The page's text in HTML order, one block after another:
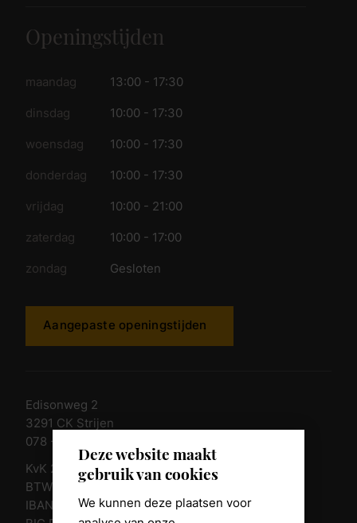
Deze website maakt
gebruik van cookies
We kunnen deze plaatsen voor
Openingstijden
maandag 13:00 - 17:30
dinsdag 10:00 - 17:30
woensdag 10:00 - 17:30
donderdag 10:00 - 17:30
vrijdag 10:00 - 21:00
zaterdag 10:00 - 17:00
zondag Gesloten
Aangepaste openingstijden
Edisonweg 2
3291 CK Strijen
078 - 674 84 85
KvK 23011135
BTW nr. NL 805098938.B.01
IBAN NL10 RABO 0361 8039 58